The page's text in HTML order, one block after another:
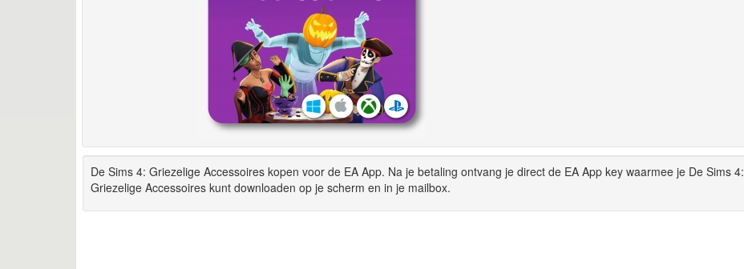
De Sims 4: Griezelige Accessoires kopen voor de EA App. Na je betaling ontvang je direct de EA App key waarmee je De Sims 4:
Griezelige Accessoires kunt downloaden op je scherm en in je mailbox.